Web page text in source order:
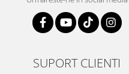
SUPORT CLIENTI